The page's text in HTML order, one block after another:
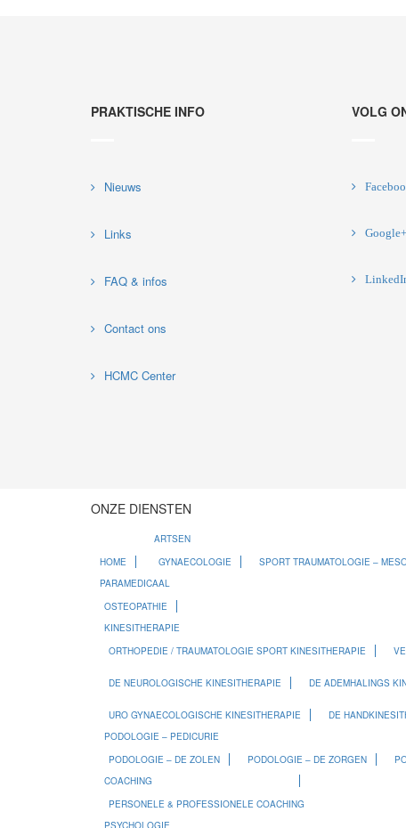
PRAKTISCHE INFO
Nieuws
Links
FAQ & infos
Contact ons
HCMC Center
VOLG
Google+
ONZE DIENSTEN
HOME
ARTSEN
GYNAECOLOGIE
SPORT TRAUMATOLOGIE –
PARAMEDICAAL
OSTEOPATHIE
KINESITHERAPIE
ORTHOPEDIE / TRAUMATOLOGIE SPORT KINESITHERAPIE
DE NEUROLOGISCHE KINESITHERAPIE DE ADEMHALINGS
URO GYNAECOLOGISCHE KINESITHERAPIE DE
PODOLOGIE – PEDICURIE
PODOLOGIE – DE ZOLEN
PODOLOGIE – DE ZORGEN
COACHING
PERSONELE & PROFESSIONELE COACHING
PSYCHOLOGIE